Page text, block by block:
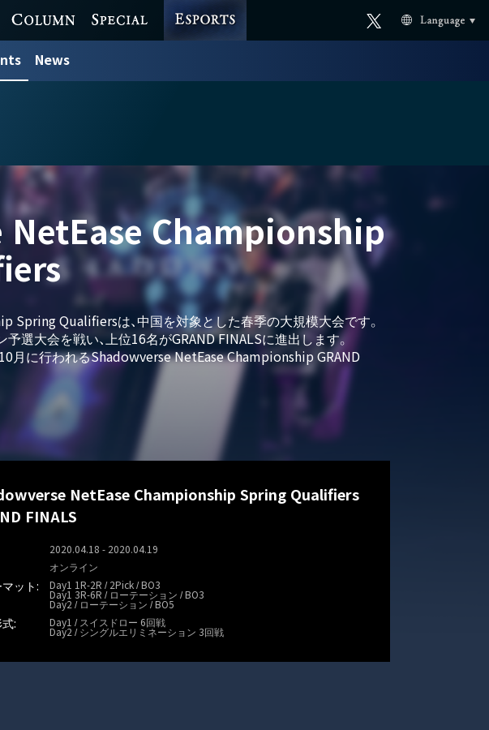
COLUMN SPECIAL
Official
Language
News
NetEase Championship
Spring Qualifiersは、中国を対象とした春季の大規模大会です。
選大会を戦い、上位16名がGRAND FINALSに進出します。
月に行われるShadowverse NetEase Championship GRAND
NetEase Championship Spring Qualifiers
FINALS
2020.04.18 - 2020.04.19
オンライン
Day1 1R-2R / 2Pick / BO3
Day1 3R-6R / ローテーション / BO3
Day2 / ローテーション / BO5
Day1 / スイスドロー 6回戦
Day2 / シングルエリミネーション 3回戦